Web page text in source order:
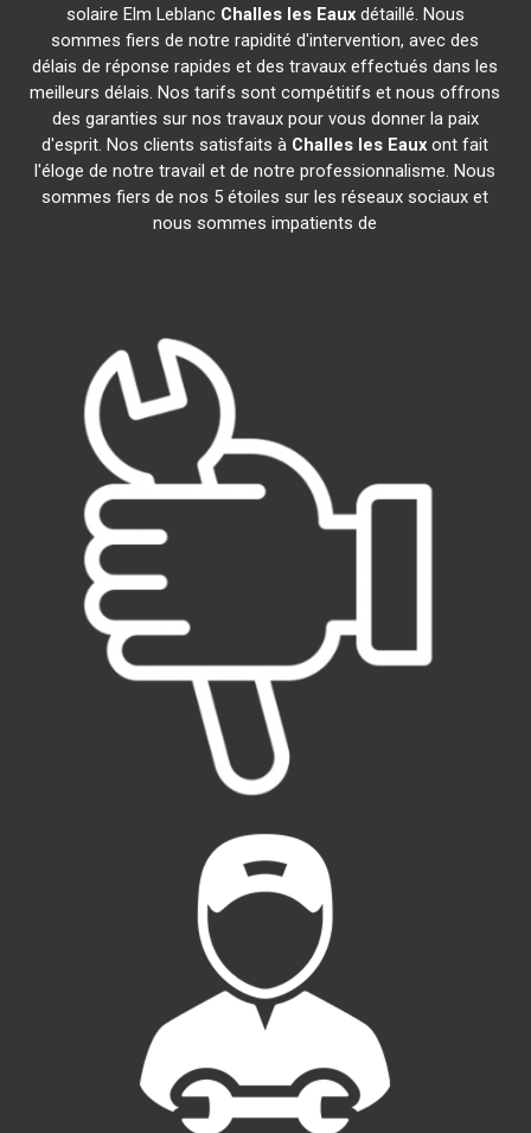
solaire Elm Leblanc Challes les Eauxdétaillé. Nous
sommes fiers de notre rapidité d'intervention, avec des
délais de réponse rapides et des travaux effectués dans les
meilleurs délais. Nos tarifs sont compétitifs et nous offrons
des garanties sur nos travaux pour vous donner la paix
d'esprit. Nos clients satisfaits à Challes les Eaux ont fait
l'éloge de notre travail et de notre professionnalisme. Nous
sommes fiers de nos 5 étoiles sur les réseaux sociaux et
nous sommes impatients de